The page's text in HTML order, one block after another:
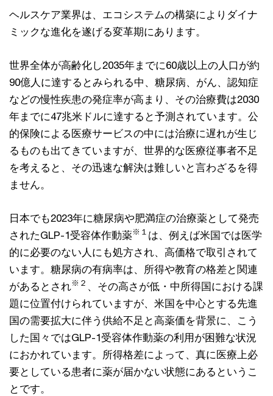
ヘルスケア業界は、エコシステムの構築によりダイナ
ミックな進化を遂げる変革期にあります。
世界全体が高齢化し2035年までに60歳以上の人口が約
90億人に達するとみられる中、糖尿病、がん、認知症
などの慢性疾患の発症率が高まり、その治療費は2030
年までに47兆米ドルに達すると予測されています。公
的保険による医療サービスの中には治療に遅れが生じ
るものも出てきていますが、世界的な医療従事者不足
を考えると、その迅速な解決は難しいと言わざるを得
ません。
日本でも2023年に糖尿病や肥満症の治療薬として発売
されたGLP-1受容体作動薬※１ は、例えば米国では医学
的に必要のない人にも処方され、高価格で取引されて
います。糖尿病の有病率は、所得や教育の格差と関連
があるとされ※２ 、その高さが低・中所得国における課
題に位置付けられていますが、米国を中心とする先進
国の需要拡大に伴う供給不足と高薬価を背景に、こう
した国々ではGLP-1受容体作動薬の利用が困難な状況
におかれています。所得格差によって、真に医療上必
要としている患者に薬が届かない状態にあるというこ
とです。